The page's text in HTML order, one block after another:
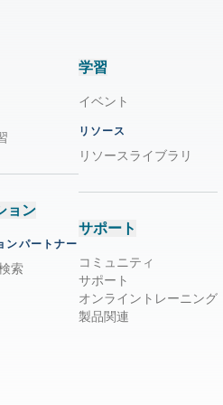
ョン
ンパートナー
索
学習
イベント
リソース
リソースライブラリ
サポート
コミュニティ
サポート
オンライントレーニング
製品関連